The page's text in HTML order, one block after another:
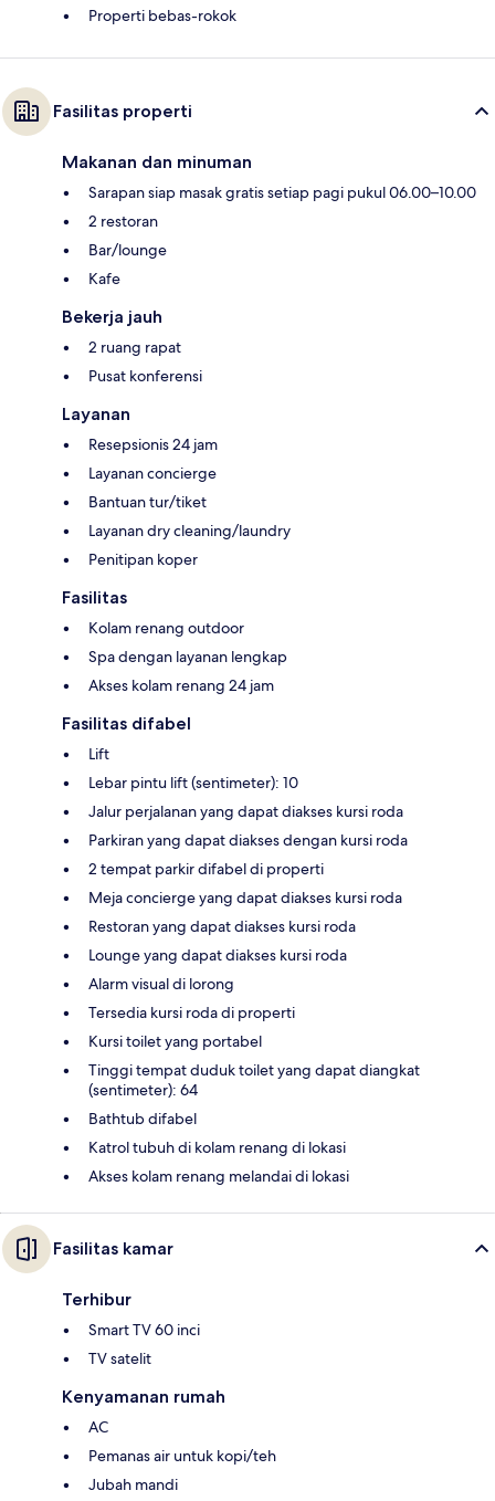
Properti bebas-rokok
Fasilitas properti
Makanan dan minuman
Sarapan siap masak gratis setiap pagi pukul 06.00–10.00
2 restoran
Bar/lounge
Kafe
Bekerja jauh
2 ruang rapat
Pusat konferensi
Layanan
Resepsionis 24 jam
Layanan concierge
Bantuan tur/tiket
Layanan dry cleaning/laundry
Penitipan koper
Fasilitas
Kolam renang outdoor
Spa dengan layanan lengkap
Akses kolam renang 24 jam
Fasilitas difabel
Lift
Lebar pintu lift (sentimeter): 10
Jalur perjalanan yang dapat diakses kursi roda
Parkiran yang dapat diakses dengan kursi roda
2 tempat parkir difabel di properti
Meja concierge yang dapat diakses kursi roda
Restoran yang dapat diakses kursi roda
Lounge yang dapat diakses kursi roda
Alarm visual di lorong
Tersedia kursi roda di properti
Kursi toilet yang portabel
Tinggi tempat duduk toilet yang dapat diangkat
(sentimeter): 64
Bathtub difabel
Katrol tubuh di kolam renang di lokasi
Akses kolam renang melandai di lokasi
Fasilitas kamar
Terhibur
Smart TV 60 inci
TV satelit
Kenyamanan rumah
AC
Pemanas air untuk kopi/teh
Jubah mandi